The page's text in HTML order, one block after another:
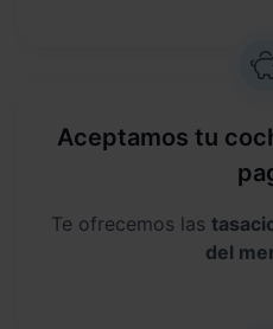
Aceptamos tu
Te ofrecemos las
del